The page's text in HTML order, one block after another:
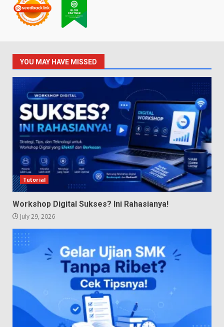
YOU MAY HAVE MISSED
Tutorial
Workshop Digital Sukses? Ini Rahasianya!
July 29, 2026